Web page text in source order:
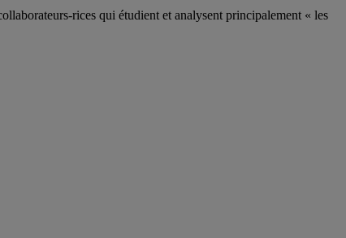
-rices qui étudient et analysent principalement « les